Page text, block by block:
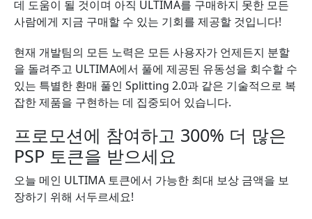
데 도움이 될 것이며 아직 ULTIMA를 구매하지 못한 모든
사람에게 지금 구매할 수 있는 기회를 제공할 것입니다!
현재 개발팀의 모든 노력은 모든 사용자가 언제든지 분할
을 돌려주고 ULTIMA에서 풀에 제공된 유동성을 회수할 수
있는 특별한 환매 풀인 Splitting 2.0과 같은 기술적으로 복
잡한 제품을 구현하는 데 집중되어 있습니다.
프로모션에 참여하고 300% 더 많은
PSP 토큰을 받으세요
오늘 메인 ULTIMA 토큰에서 가능한 최대 보상 금액을 보
장하기 위해 서두르세요!